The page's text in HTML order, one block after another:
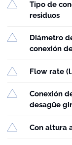
Tipo de
residuos
Diámetro
conexión
Flow rate
Conexión
desagüe
Con altura